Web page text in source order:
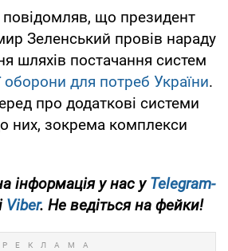
повідомляв, що президент
Зеленський провів нараду
шляхів постачання систем
оборони для потреб України.
про додаткові системи
них, зокрема комплекси
інформація у нас уTelegram-
Viber. Не ведіться на фейки!